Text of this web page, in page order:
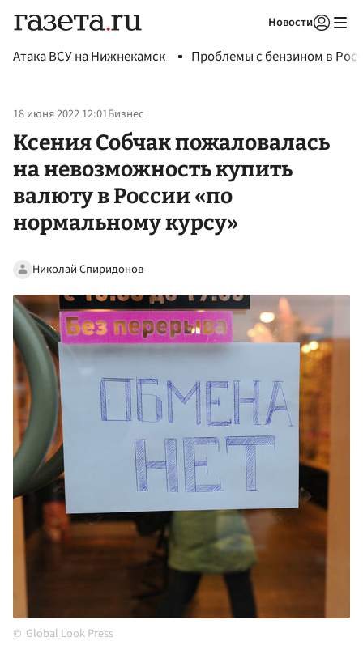
Новости
Атака ВСУ на Нижнекамск Проблемы с бензином в
18 июня 2022 12:01Бизнес
Ксения Собчак пожаловалась
на невозможность купить
валюту в России «по
нормальному курсу»
Николай Спиридонов
Global Look Press